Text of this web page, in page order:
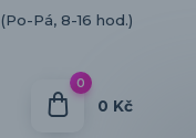
(Po-Pá, 8-16 hod.)
0
0 Kč